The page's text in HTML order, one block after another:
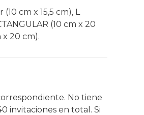
cm x 15,5 cm), L
(10 cm x 20
x 20 cm).
No tiene
invitaciones en total. Si